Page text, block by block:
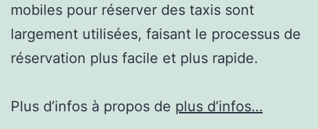
mobiles pour réserver des taxis sont
largement utilisées, faisant le processus de
réservation plus facile et plus rapide.
Plus d’infos à propos de plus d’infos…